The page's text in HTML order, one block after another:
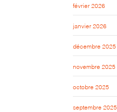
février 2026
janvier 2026
décembre 2025
novembre 2025
octobre 2025
septembre 2025